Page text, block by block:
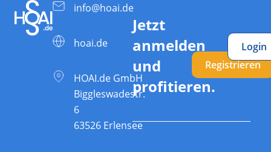
info@hoai.de
hoai.de
HOAI.de GmbH
Biggleswadestr.
6
63526 Erlensee
Jetzt
anmelden
und
profitieren.
Registrieren
Login